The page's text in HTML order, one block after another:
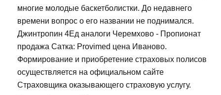
многие молодые баскетболистки. До недавнего
времени вопрос о его названии не поднимался.
Джинтропин 4Ед аналоги Черемхово - Пропионат
продажа Сатка: Provimed цена Иваново.
Формирование и приобретение страховых полисов
осуществляется на официальном сайте
Страховщика оказывающего страховую услугу.